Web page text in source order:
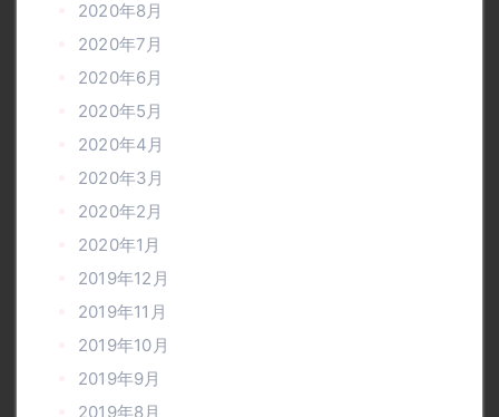
2020年8月
2020年7月
2020年6月
2020年5月
2020年4月
2020年3月
2020年2月
2020年1月
2019年12月
2019年11月
2019年10月
2019年9月
2019年8月